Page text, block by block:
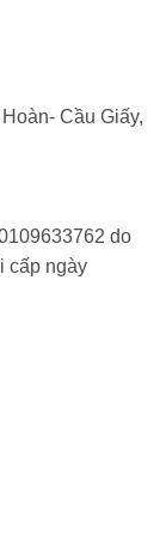
thoại
trọng và có
thường
các nguyên
động phòng
hơn.
XS có thể
gây tổn
linh kiện ở
Cầu Giấy,
do
cấp ngày